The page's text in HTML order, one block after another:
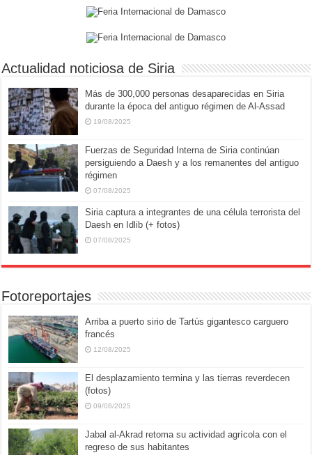
Actualidad noticiosa de Siria
Más de 300,000 personas desaparecidas en Siria
durante la época del antiguo régimen de Al-Assad
19/08/2025
Fuerzas de Seguridad Interna de Siria continúan
persiguiendo a Daesh y a los remanentes del antiguo
régimen
07/08/2025
Siria captura a integrantes de una célula terrorista del
Daesh en Idlib (+ fotos)
07/08/2025
Fotoreportajes
Arriba a puerto sirio de Tartús gigantesco carguero
francés
12/08/2025
El desplazamiento termina y las tierras reverdecen
(fotos)
09/08/2025
Jabal al-Akrad retoma su actividad agrícola con el
regreso de sus habitantes